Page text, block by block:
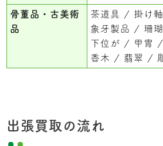
骨董品・古美術
品
茶道具 掛け軸
象牙製品
珊
下位が
甲冑
香木
翡翠
出張買取の流れ